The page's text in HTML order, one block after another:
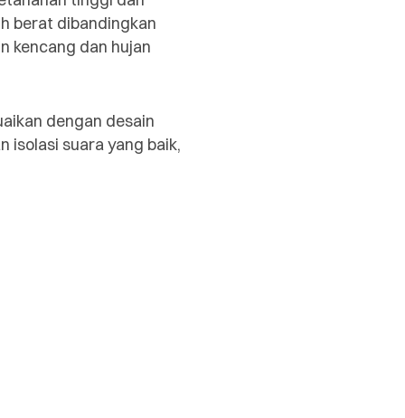
berat dibandingkan
kencang dan hujan
dengan desain
isolasi suara yang baik,